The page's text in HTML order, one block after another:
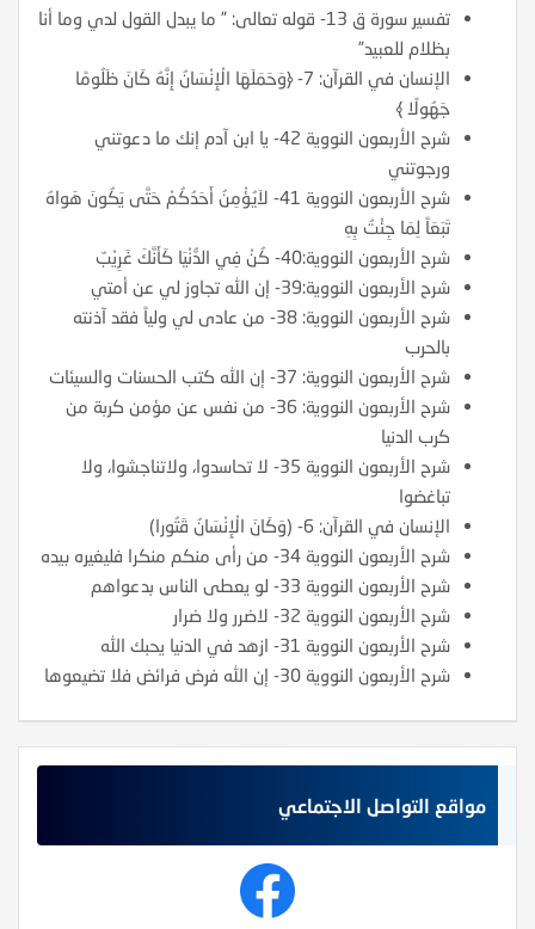
تفسير سورة ق 13- قوله تعالى: ” ما يبدل القول لدي وما أنا
بظلام للعبيد”
الإنسان في القرآن: 7- ﴿وَحَمَلَهَا الْإِنْسَانُ إِنَّهُ كَانَ ظَلُومًا
جَهُولًا ﴾
شرح الأربعون النووية 42- يا ابن آدم إنك ما دعوتني
ورجوتني
شرح الأربعون النووية 41- لاَيُؤْمِنُ أَحَدُكُمْ حَتَّى يَكُونَ هَواهُ
تَبَعَاً لِمَا جِئْتُ بِهِ
شرح الأربعون النووية:40- كُنْ فِي الدُّنْيَا كَأَنَّكَ غَرِيْبٌ
شرح الأربعون النووية:39- إن الله تجاوز لي عن أمتي
شرح الأربعون النووية: 38- من عادى لي ولياً فقد آذنته
بالحرب
شرح الأربعون النووية: 37- إن الله كتب الحسنات والسيئات
شرح الأربعون النووية: 36- من نفس عن مؤمن كربة من
كرب الدنيا
شرح الأربعون النووية 35- لا تحاسدوا، ولاتناجشوا، ولا
تباغضوا
الإنسان في القرآن: 6- (وَكَانَ الْإِنْسَانُ قَتُورا)
شرح الأربعون النووية 34- من رأى منكم منكرا فليغيره بيده
شرح الأربعون النووية 33- لو يعطى الناس بدعواهم
شرح الأربعون النووية 32- لاضرر ولا ضرار
شرح الأربعون النووية 31- ازهد في الدنيا يحبك الله
شرح الأربعون النووية 30- إن الله فرض فرائض فلا تضيعوها
مواقع التواصل الاجتماعي